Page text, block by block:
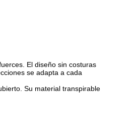
El diseño sin costuras
se adapta a cada
Su material transpirable